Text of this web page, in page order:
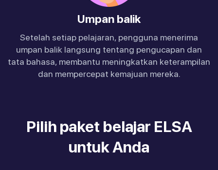
Umpan balik
Setelah setiap pelajaran, pengguna menerima
umpan balik langsung tentang pengucapan dan
tata bahasa, membantu meningkatkan keterampilan
dan mempercepat kemajuan mereka.
Pilih paket belajar ELSA
untuk Anda